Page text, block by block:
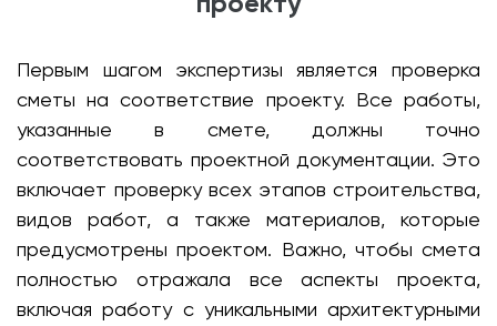
Первым шагом экспертизы является проверка
сметы на соответствие проекту. Все работы,
указанные в смете, должны точно
соответствовать проектной документации. Это
включает проверку всех этапов строительства,
видов работ, а также материалов, которые
предусмотрены проектом. Важно, чтобы смета
полностью отражала все аспекты проекта,
включая работу с уникальными архитектурными